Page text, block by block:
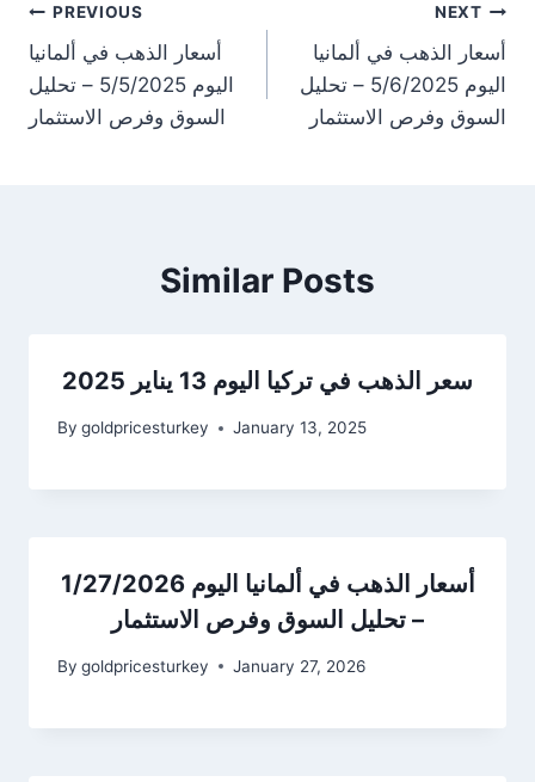
PREVIOUS
أسعار الذهب في ألمانيا
اليوم 5/5/2025 – تحليل
السوق وفرص الاستثمار
NEXT
أسعار الذهب في ألمانيا
اليوم 5/6/2025 – تحليل
السوق وفرص الاستثمار
Similar Posts
سعر الذهب في تركيا اليوم 13 يناير 2025
By goldpricesturkey January 13, 2025
أسعار الذهب في ألمانيا اليوم 1/27/2026
– تحليل السوق وفرص الاستثمار
By goldpricesturkey January 27, 2026